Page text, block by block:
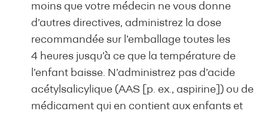
moins que votre médecin ne vous donne
d’autres directives, administrez la dose
recommandée sur l’emballage toutes les
4 heures jusqu’à ce que la température de
l’enfant baisse. N’administrez pas d’acide
acétylsalicylique (AAS [p. ex., aspirine]) ou de
médicament qui en contient aux enfants et